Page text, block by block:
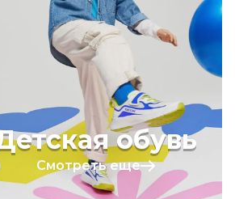
обувь
Смотреть еще